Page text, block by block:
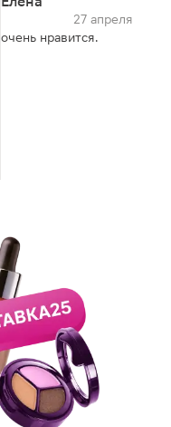
27 апреля
очень нравится.